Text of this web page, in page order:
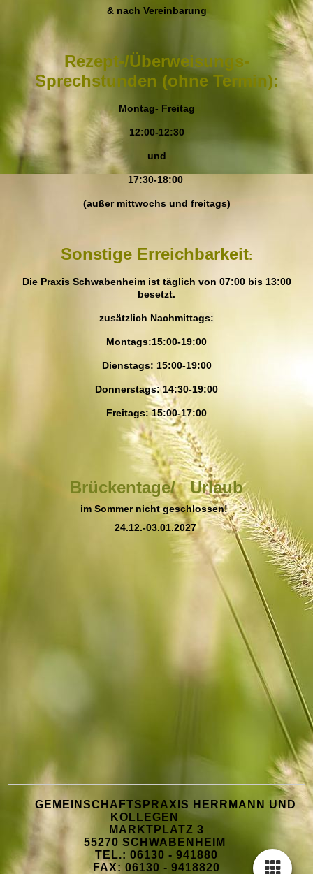
& nach Vereinbarung
Rezept-/Überweisungs-
Sprechstunden (ohne Termin):
Montag- Freitag
12:00-12:30
und
17:30-18:00
(außer mittwochs und freitags)
Sonstige Erreichbarkeit:
Die Praxis Schwabenheim ist täglich von 07:00 bis 13:00
besetzt.
zusätzlich Nachmittags:
Montags:15:00-19:00
Dienstags: 15:00-19:00
Donnerstags: 14:30-19:00
Freitags: 15:00-17:00
Brückentage/ Urlaub
im Sommer nicht geschlossen!
24.12.-03.01.2027
GEMEINSCHAFTSPRAXIS HERRMANN UND
KOLLEGEN
MARKTPLATZ 3
55270 SCHWABENHEIM
TEL.: 06130 - 941880
FAX: 06130 - 9418820